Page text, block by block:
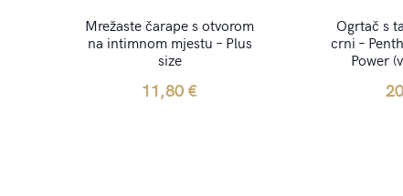
Mrežaste čarape s otvorom
na intimnom mjestu – Plus
size
11,80€
Ogrtač s
crni –
Power